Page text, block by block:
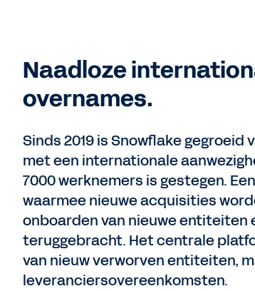
Naadloze
overnames.
Sinds 2019 is Snowflake
met een internationale
7000 werknemers is gestegen.
waarmee nieuwe acquisities
onboarden van nieuwe entiteiten
teruggebracht. Het centrale
van nieuw verworven entiteiten,
leveranciersovereenkomsten.